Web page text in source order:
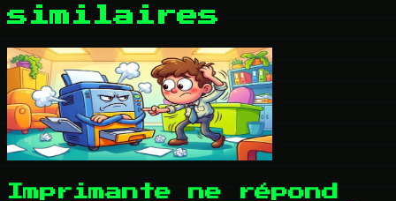
similaires
Imprimante ne répond